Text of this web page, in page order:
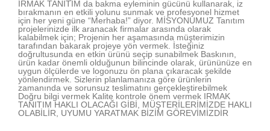
IRMAK TANITIM da bakma eyleminin gücünü kullanarak, iz
bırakmanın en etkili yolunu sunmak ve profesyonel hizmet
için her yeni güne “Merhaba!” diyor. MİSYONUMUZ Tanıtım
projelerinizde ilk aranacak firmalar arasında olarak
kalabilmek için; Projenin her aşamasında müşterimizin
tarafından bakarak projeye yön vermek. İsteğiniz
doğrultusunda en etkin ürünü seçip sunabilmek Baskının,
ürün kadar önemli olduğunun bilincinde olarak, ürününüze en
uygun ölçülerde ve logonuzu ön plana çıkaracak şekilde
yönlendirmek. Sizlerin planlamanıza göre ürünlerin
zamanında ve sorunsuz teslimatını gerçekleştirebilmek
Doğru bilgi vermek Kalite kontrole önem vermek IRMAK
TANITIM HAKLI OLACAĞI GİBİ, MÜŞTERİLERİMİZDE HAKLI
OLABİLİR, UYUMU YARATMAK BİZİM GÖREVİMİZDİR